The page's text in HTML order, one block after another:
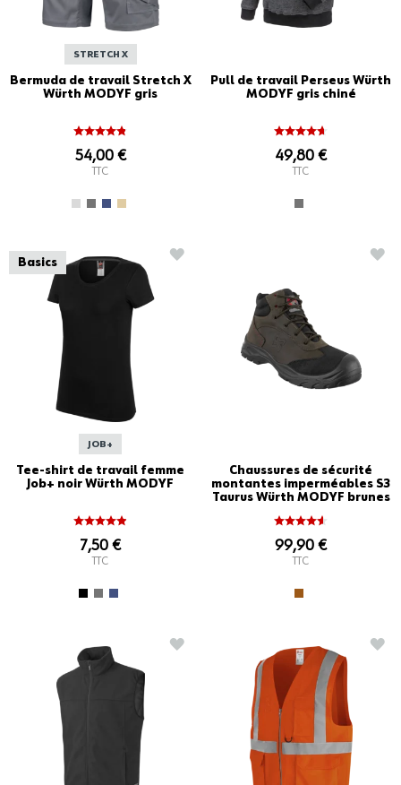
STRETCH X
Bermuda de travail Stretch X
Würth MODYF gris
54,00 €
TTC
Pull de travail Perseus Würth
MODYF gris chiné
49,80 €
TTC
Basics
JOB+
Tee-shirt de travail femme
Job+ noir Würth MODYF
7,50 €
TTC
AJOUTER À LA LISTE D'ACHATS
Chaussures de sécurité
montantes imperméables S3
Taurus Würth MODYF brunes
99,90 €
TTC
AJOUTER À LA LISTE D'ACHATS